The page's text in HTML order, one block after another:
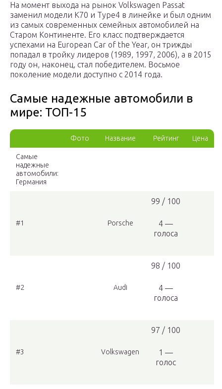
На момент выхода на рынок Volkswagen Passat
заменил модели K70 и Type4 в линейке и был одним
из самых современных семейных автомобилей на
Старом Континенте. Его класс подтверждается
успехами на European Car of the Year, он трижды
попадал в тройку лидеров (1989, 1997, 2006), а в 2015
году он, наконец, стал победителем. Восьмое
поколение модели доступно с 2014 года.
Самые надежные автомобили в
мире: ТОП-15
Фото Название Рейтинг Цена
Самые
надежные
автомобили:
Германия
#1 Porsche
99 / 100
4 —
голоса
#2 Audi
98 / 100
4 —
голоса
#3 Volkswagen
97 / 100
1 —
голос